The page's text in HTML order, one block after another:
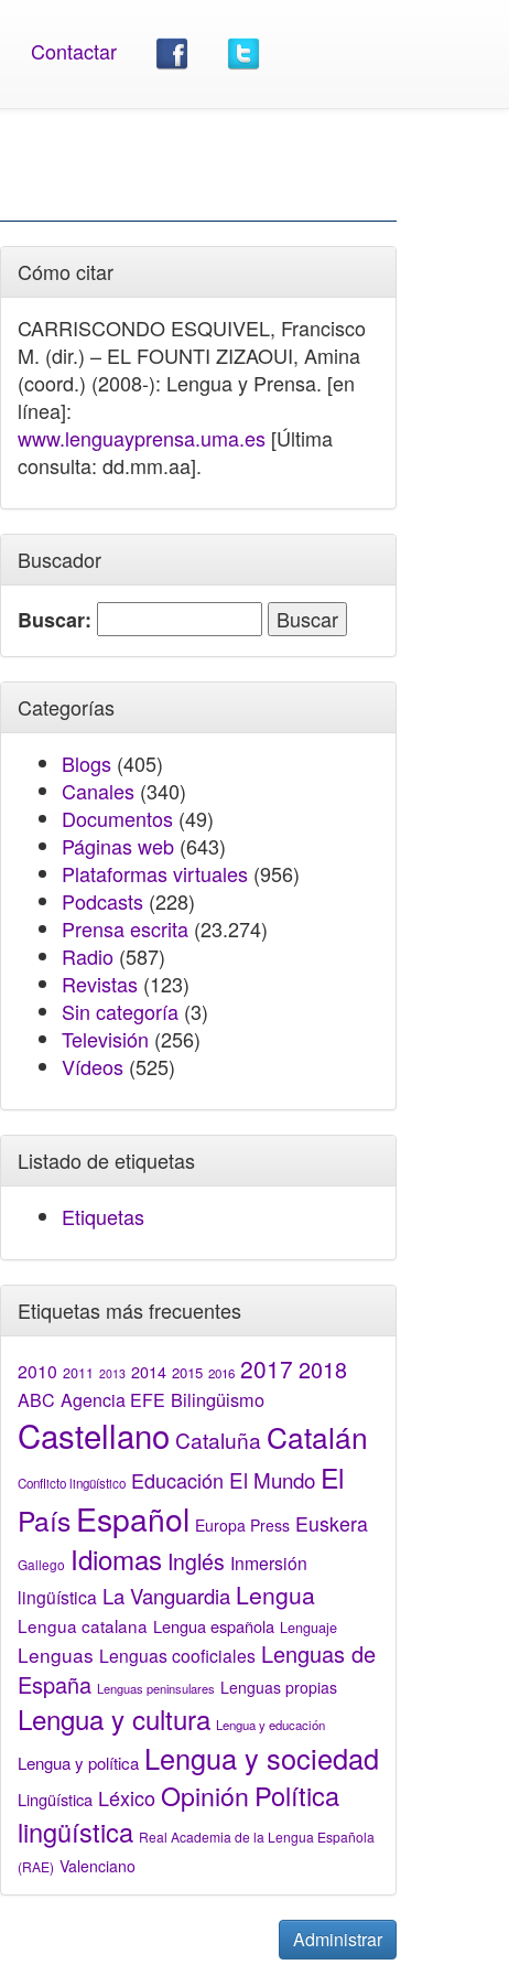
Contactar
Cómo citar
CARRISCONDO ESQUIVEL, Francisco
M. (dir.) – EL FOUNTI ZIZAOUI, Amina
(coord.) (2008-): Lengua y Prensa. [en
línea]:
www.lenguayprensa.uma.es [Última
consulta: dd.mm.aa].
Buscador
Buscar:
Categorías
Blogs (405)
Canales (340)
Documentos (49)
Páginas web (643)
Plataformas virtuales (956)
Podcasts (228)
Prensa escrita (23.274)
Radio (587)
Revistas (123)
Sin categoría (3)
Televisión (256)
Vídeos (525)
Listado de etiquetas
Etiquetas
Etiquetas más frecuentes
2010 2011 2013 2014 2015 2016 2017 2018
ABC Agencia EFE Bilingüismo
Castellano Cataluña Catalán
Conflicto lingüístico Educación El Mundo El
País Español Europa Press Euskera
Gallego Idiomas Inglés Inmersión
lingüística La Vanguardia Lengua
Lengua catalana Lengua española Lenguaje
Lenguas Lenguas cooficiales Lenguas de
España Lenguas peninsulares Lenguas propias
Lengua y cultura Lengua y educación
Lengua y política Lengua y sociedad
Lingüística LéxicoOpinión Política
lingüística Real Academia de la Lengua Española
(RAE) Valenciano
Administrar